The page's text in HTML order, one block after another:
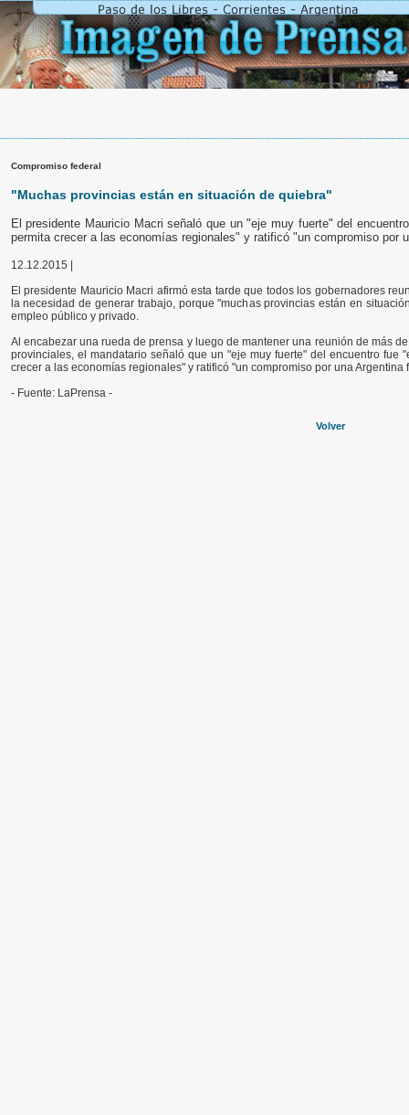
Compromiso federal
"Muchas provincias están en situación de quiebra"
El presidente Mauricio Macri señaló que un "eje muy fuerte" del
permita crecer a las economías regionales" y ratificó "un compromiso por
12.12.2015 |
El presidente Mauricio Macri afirmó esta tarde que todos los gobernadores
la necesidad de generar trabajo, porque "muchas provincias están en
empleo público y privado.
Al encabezar una rueda de prensa y luego de mantener una reunión de más
provinciales, el mandatario señaló que un "eje muy fuerte" del encuentro fue
crecer a las economías regionales" y ratificó "un compromiso por una Argentina
- Fuente: LaPrensa -
Volver